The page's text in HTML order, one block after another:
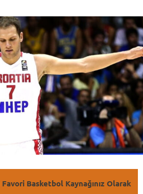
Basketbol Kaynağınız Olarak